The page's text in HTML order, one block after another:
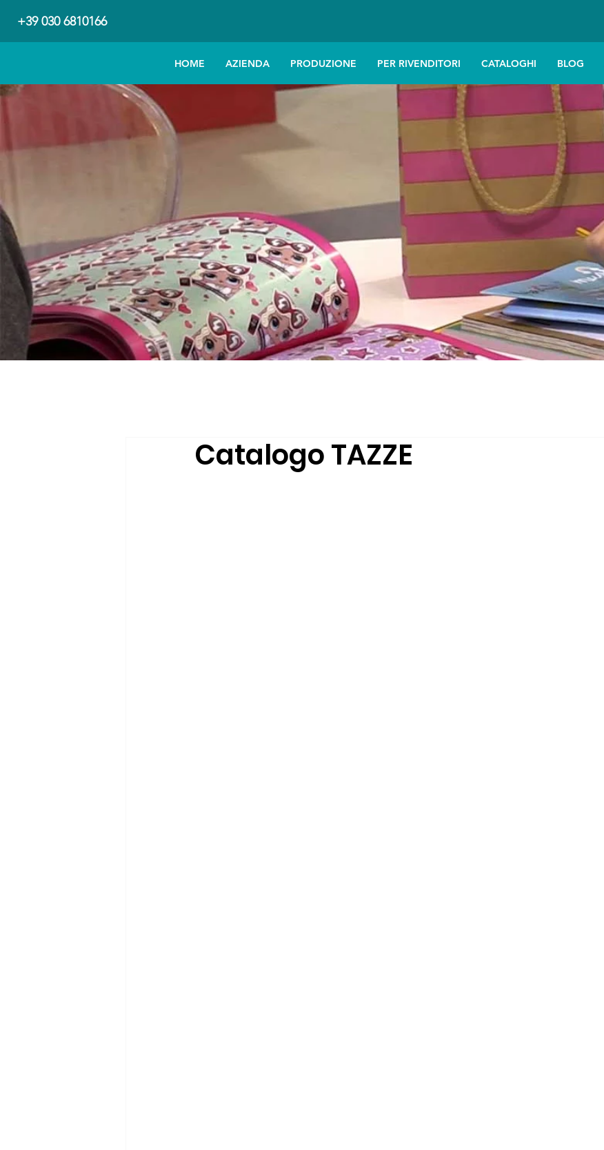
+39 030 6810166
HOME AZIENDA PRODUZIONE PER RIVENDITORI CATALOGHI BLOG
Catalogo TAZZE